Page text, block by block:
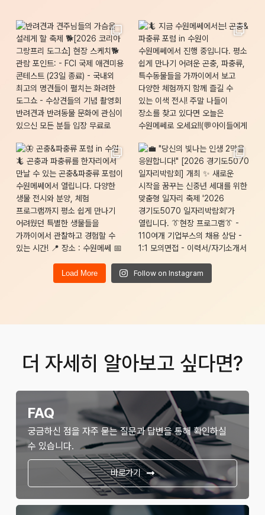
Load More Follow on Instagram
더 자세히 알아보고 싶다면?
FAQ
궁금하신 점을 자주 묻는 질문과 답변을 통해 확인하실
수 있습니다.
바로가기